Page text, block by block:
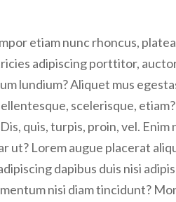
etiam nunc rhoncus,
adipiscing porttitor,
lundium? Aliquet mus
scelerisque, etiam?
quis, turpis, proin, vel.
ut? Lorem augue placerat
dapibus duis nisi
nisi diam tincidunt?